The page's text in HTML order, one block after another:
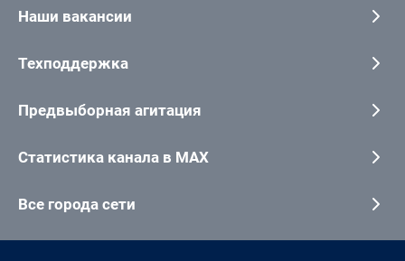
Наши вакансии
Техподдержка
Предвыборная агитация
Статистика канала в MAX
Все города сети